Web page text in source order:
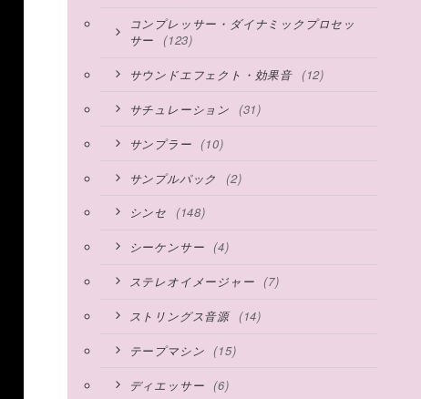
コンプレッサー・ダイナミックプロセッ
サー
(123)
サウンドエフェクト・効果音 (12)
サチュレーション (31)
サンプラー (10)
サンプルパック (2)
シンセ (148)
シーケンサー (4)
ステレオイメージャー (7)
ストリングス音源 (14)
テープマシン (15)
ディエッサー (6)